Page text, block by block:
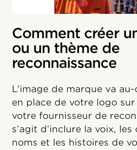
Comment créer
ou un thème de
reconnaissance
L’image de marque va
en place de votre logo
votre fournisseur de
s’agit d’inclure la voix, les
noms et les histoires de